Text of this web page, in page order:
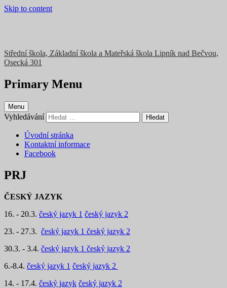
Skip to content
Střední škola, Základní škola a Mateřská škola Lipník nad Bečvou,
Osecká 301
Primary Menu
Menu
Vyhledávání
Úvodní stránka
Kontaktní informace
Facebook
PRJ
ČESKÝ JAZYK
16. - 20.3. český jazyk 1 český jazyk 2
23. - 27.3. český jazyk 1 český jazyk 2
30.3. - 3.4. český jazyk 1 český jazyk 2
6.-8.4. český jazyk 1 český jazyk 2
14. - 17.4. český jazyk český jazyk 2